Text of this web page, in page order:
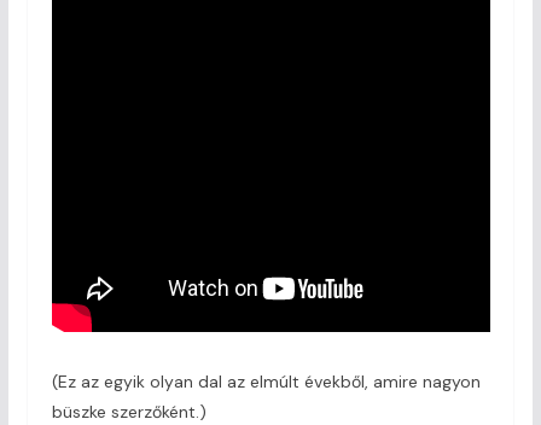
(Ez az egyik olyan dal az elmúlt évekből, amire nagyon
büszke szerzőként.)